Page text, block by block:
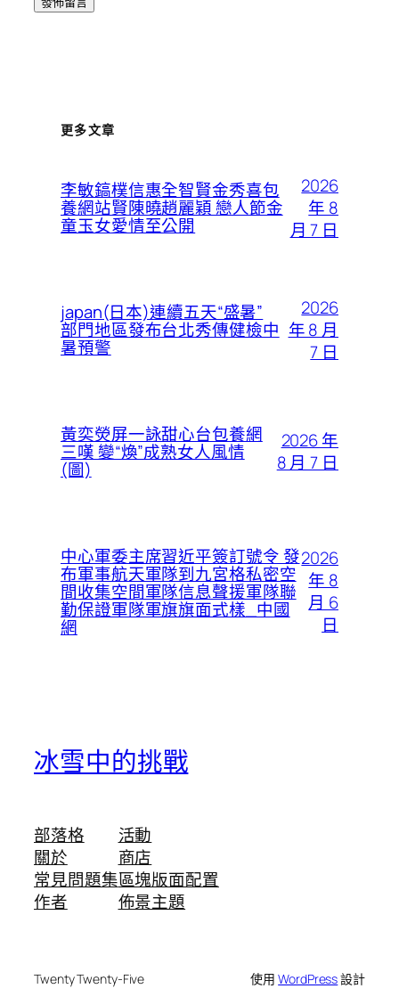
更多文章
李敏鎬樸信惠全智賢金秀喜包
養網站賢陳曉趙麗穎 戀人節金
童玉女愛情至公開
2026
年 8
月 7 日
japan(日本)連續五天“盛暑”
部門地區發布台北秀傳健檢中
暑預警
2026
年 8 月
7 日
黃奕熒屏一詠甜心台包養網
三嘆 變“煥”成熟女人風情
(圖)
2026 年
8 月 7 日
中心軍委主席習近平簽訂號令 發
布軍事航天軍隊到九宮格私密空
間收集空間軍隊信息聲援軍隊聯
勤保證軍隊軍旗旗面式樣_中國
網
2026
年 8
月 6
日
冰雪中的挑戰
部落格
關於
常見問題集
作者
活動
商店
區塊版面配置
佈景主題
Twenty Twenty-Five 使用WordPress設計